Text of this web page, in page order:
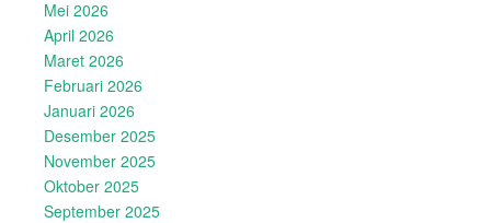
Mei 2026
April 2026
Maret 2026
Februari 2026
Januari 2026
Desember 2025
November 2025
Oktober 2025
September 2025